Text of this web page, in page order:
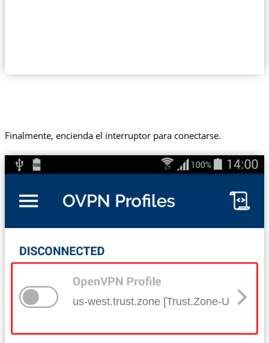
Finalmente, encienda el interruptor para conectarse.
us-west.trust.zone [Trust.Zone-United-